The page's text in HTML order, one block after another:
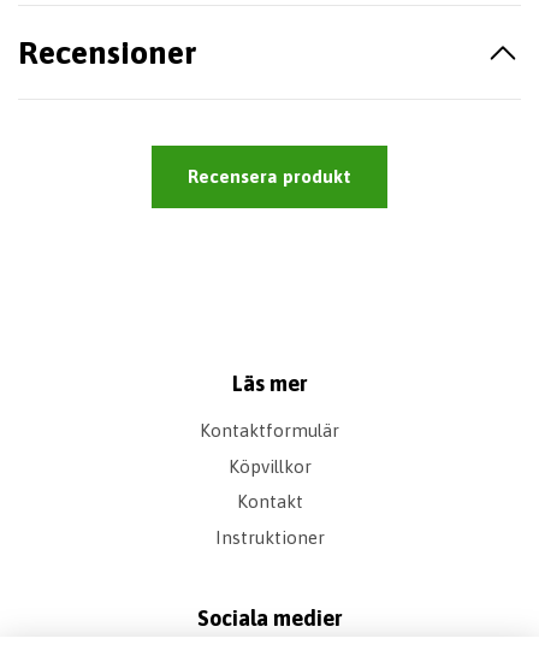
Recensioner
Recensera produkt
Läs mer
Kontaktformulär
Köpvillkor
Kontakt
Instruktioner
Sociala medier